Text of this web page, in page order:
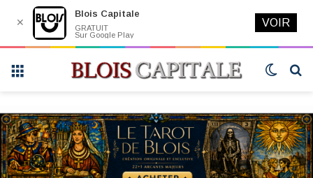
Switch
✕
Blois Capitale
GRATUIT
Sur Google Play
VOIR